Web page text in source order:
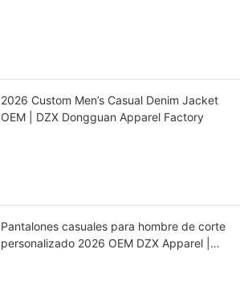
2026 Custom Men’s Casual Denim Jacket
OEM | DZX Dongguan Apparel Factory
Pantalones casuales para hombre de corte
personalizado 2026 OEM DZX Apparel |